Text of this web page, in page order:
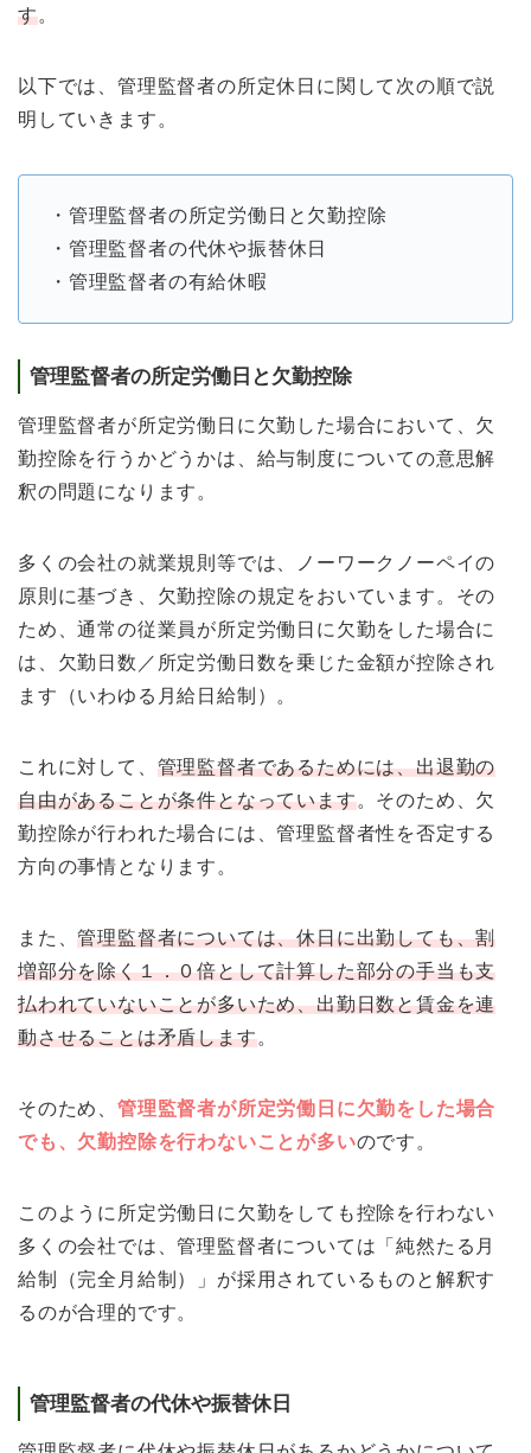
す。
以下では、管理監督者の所定休日に関して次の順で説
明していきます。
・管理監督者の所定労働日と欠勤控除
・管理監督者の代休や振替休日
・管理監督者の有給休暇
管理監督者の所定労働日と欠勤控除
管理監督者が所定労働日に欠勤した場合において、欠
勤控除を行うかどうかは、給与制度についての意思解
釈の問題になります。
多くの会社の就業規則等では、ノーワークノーペイの
原則に基づき、欠勤控除の規定をおいています。その
ため、通常の従業員が所定労働日に欠勤をした場合に
は、欠勤日数／所定労働日数を乗じた金額が控除され
ます（いわゆる月給日給制）。
これに対して、 管理監督者であるためには、出退勤の
自由があることが条件となっています。そのため、欠
勤控除が行われた場合には、管理監督者性を否定する
方向の事情となります。
また、管理監督者については、休日に出勤しても、割
増部分を除く１．０倍として計算した部分の手当も支
払われていないことが多いため、出勤日数と賃金を連
動させることは矛盾します。
そのため、 管理監督者が所定労働日に欠勤をした場合
でも、欠勤控除を行わないことが多いのです。
このように所定労働日に欠勤をしても控除を行わない
多くの会社では、管理監督者については「純然たる月
給制（完全月給制）」が採用されているものと解釈す
るのが合理的です。
管理監督者の代休や振替休日